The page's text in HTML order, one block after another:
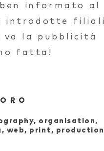
informato al
introdotte filiali
va la pubblicità
fatta!
organisation,
web, print, production